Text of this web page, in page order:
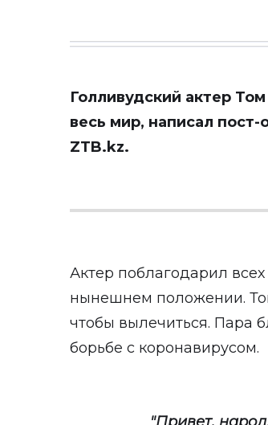
Голливудский актер
весь мир, написал
ZTB.kz.
Актер поблагодарил
нынешнем положении.
чтобы вылечиться. Пара
борьбе с коронавирусом.